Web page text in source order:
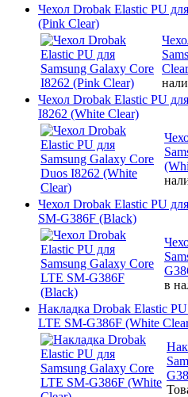
Чехол Drobak Elastic PU
(Pink Clear)
Чехол Drobak Elastic PU
I8262 (White Clear)
Чехол Drobak Elastic PU
SM-G386F (Black)
в
Накладка Drobak Elastic
LTE SM-G386F (White